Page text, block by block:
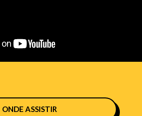
ONDE ASSISTIR